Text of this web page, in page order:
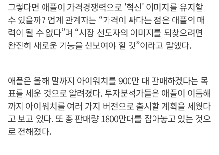
그렇다면 애플이 가격경쟁력으로 '혁신' 이미지를 유지할
수 있을까? 업계 관계자는 “가격이 싸다는 점은 애플의 매
력이 될 수 없다”며 “시장 선도자의 이미지를 되찾으려면
완전히 새로운 기능을 선보여야 할 것”이라고 말했다.
애플은 올해 말까지 아이워치를 900만 대 판매하겠다는 목
표를 세운 것으로 알려졌다. 투자분석가들은 애플이 이듬해
까지 아이워치를 여러 가지 버전으로 출시할 계획을 세웠다
고 보고 있다. 또 총 판매량 1800만대를 잡아놓고 있는 것으
로 전해졌다.